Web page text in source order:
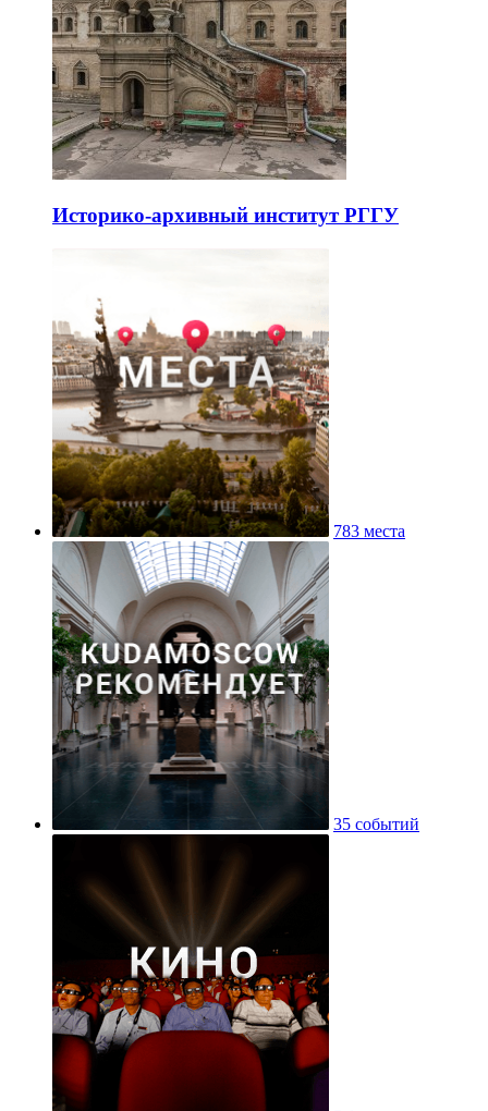
Историко-архивный институт РГГУ
783 места
35 событий